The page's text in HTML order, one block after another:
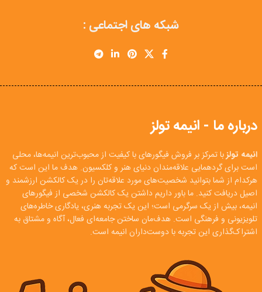
شبکه های اجتماعی :
درباره ما - انیمه تولز
انیمه تولزبا تمرکز بر فروش فیگورهای با کیفیت از محبوب‌ترین انیمه‌ها، محلی
است برای گردهمایی علاقه‌مندان دنیای هنر و کلکسیون. هدف ما این است که
هرکدام از شما بتوانید شخصیت‌های مورد علاقه‌تان را در یک کالکشن ارزشمند و
اصیل دریافت کنید. ما باور داریم داشتن یک کالکشن شخصی از فیگورهای
انیمه، بیش از یک سرگرمی است؛ این یک تجربه هنری، یادگاری خاطره‌های
تلویزیونی و فرهنگی است. هدف‌مان ساختن جامعه‌ای فعال، آگاه و مشتاق به
اشتراک‌گذاری این تجربه با دوست‌داران انیمه است.